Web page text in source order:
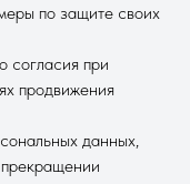
по защите своих
согласия при
продвижения
данных,